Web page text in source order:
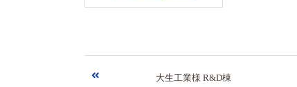
大生工業様 R&D棟